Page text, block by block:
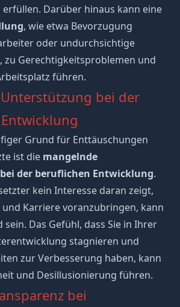
Darüber hinaus kann eine
, wie etwa Bevorzugung
oder undurchsichtige
zu Gerechtigkeitsproblemen und
führen.
bei der
Grund für Enttäuschungen
ist die mangelnde
der beruflichen Entwicklung.
kein Interesse daran zeigt,
und Karriere voranzubringen, kann
Das Gefühl, dass Sie in Ihrer
stagnieren und
zur Verbesserung haben, kann
und Desillusionierung führen.
bei